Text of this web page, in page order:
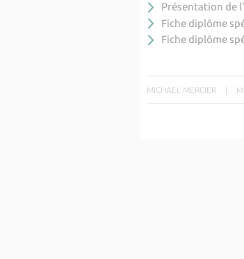
Présentation de
Fiche diplôme
Fiche diplôme
MICHAEL MERCIER |